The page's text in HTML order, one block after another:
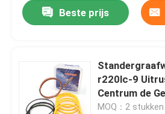
Beste prijs
r220lc-9
Centrum de
Reparatie voor
MOQ：2 stukken